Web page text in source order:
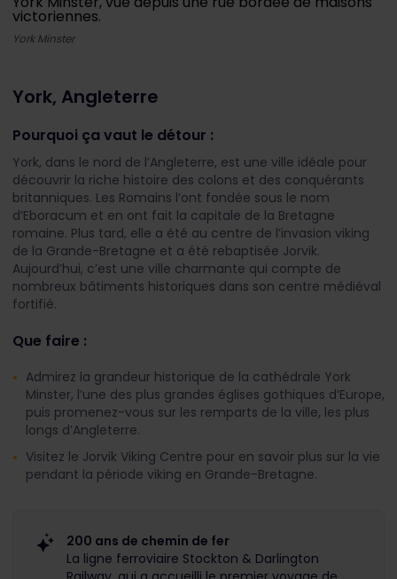
York Minster
York, Angleterre
Pourquoi ça vaut le détour :
York, dans le nord de l’Angleterre, est une ville idéale pour
découvrir la riche histoire des colons et des conquérants
britanniques. Les Romains l’ont fondée sous le nom
d’Eboracum et en ont fait la capitale de la Bretagne
romaine. Plus tard, elle a été au centre de l’invasion viking
de la Grande-Bretagne et a été rebaptisée Jorvik.
Aujourd’hui, c’est une ville charmante qui compte de
nombreux bâtiments historiques dans son centre médiéval
fortifié.
Que faire :
Admirez la grandeur historique de la cathédrale York
Minster, l’une des plus grandes églises gothiques d’Europe,
puis promenez-vous sur les remparts de la ville, les plus
longs d’Angleterre.
Visitez le Jorvik Viking Centre pour en savoir plus sur la vie
pendant la période viking en Grande-Bretagne.
200 ans de chemin de fer
La ligne ferroviaire Stockton & Darlington